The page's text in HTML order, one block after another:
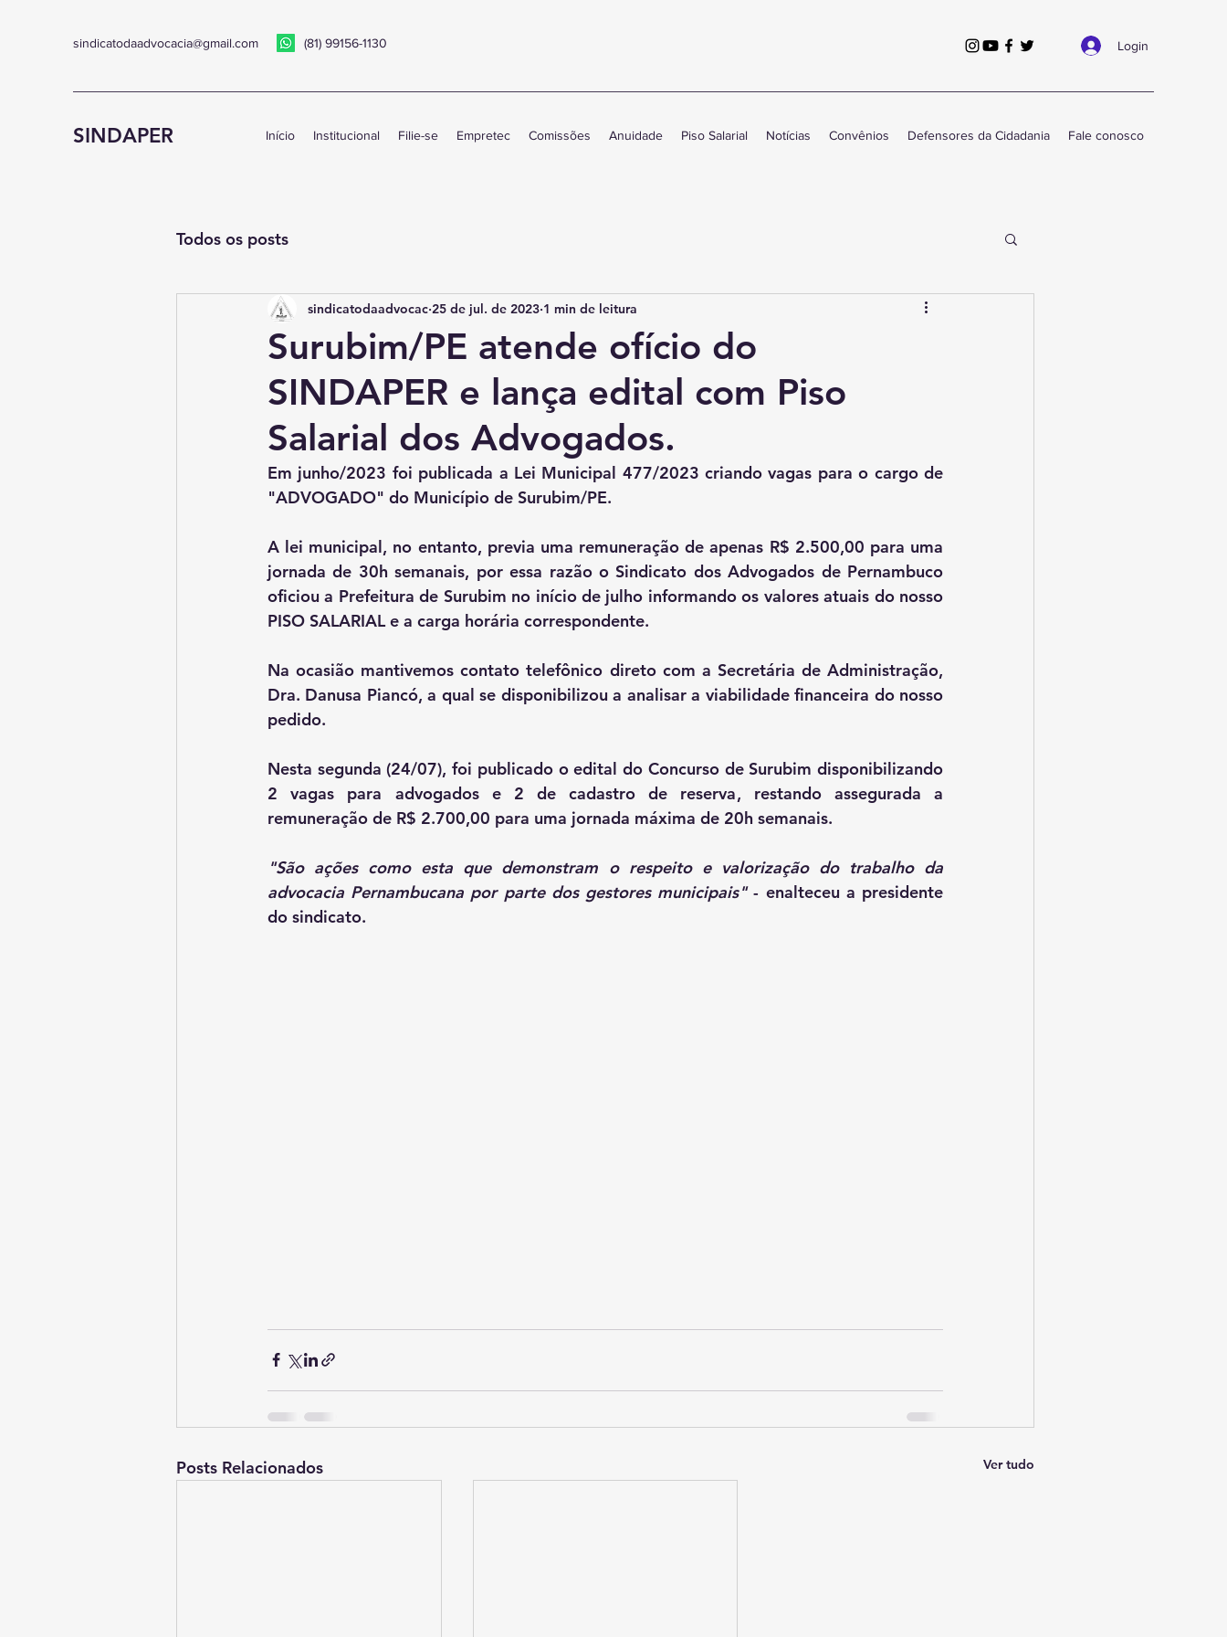
sindicatodaadvocacia@gmail.com (81) 99156-1130 Login
SINDAPER Início Institucional Filie-se Empretec Comissões Anuidade Piso Salarial Notícias Convênios Defensores da Cidadania Fale conosco
Todos os posts
Surubim/PE atende ofício do
SINDAPER e lança edital com Piso
Salarial dos Advogados.
sindicatodaadvocac 25 de jul. de 2023 1 min de leitura
Em junho/2023 foi publicada a Lei Municipal 477/2023 criando vagas para o cargo de
"ADVOGADO" do Município de Surubim/PE.
A lei municipal, no entanto, previa uma remuneração de apenas R$ 2.500,00 para uma
jornada de 30h semanais, por essa razão o Sindicato dos Advogados de Pernambuco
oficiou a Prefeitura de Surubim no início de julho informando os valores atuais do nosso
PISO SALARIAL e a carga horária correspondente.
Na ocasião mantivemos contato telefônico direto com a Secretária de Administração,
Dra. Danusa Piancó, a qual se disponibilizou a analisar a viabilidade financeira do nosso
pedido.
Nesta segunda (24/07), foi publicado o edital do Concurso de Surubim disponibilizando
2 vagas para advogados e 2 de cadastro de reserva, restando assegurada a
remuneração de R$ 2.700,00 para uma jornada máxima de 20h semanais.
"São ações como esta que demonstram o respeito e valorização do trabalho da
advocacia Pernambucana por parte dos gestores municipais" - enalteceu a presidente
do sindicato.
Posts Relacionados Ver tudo